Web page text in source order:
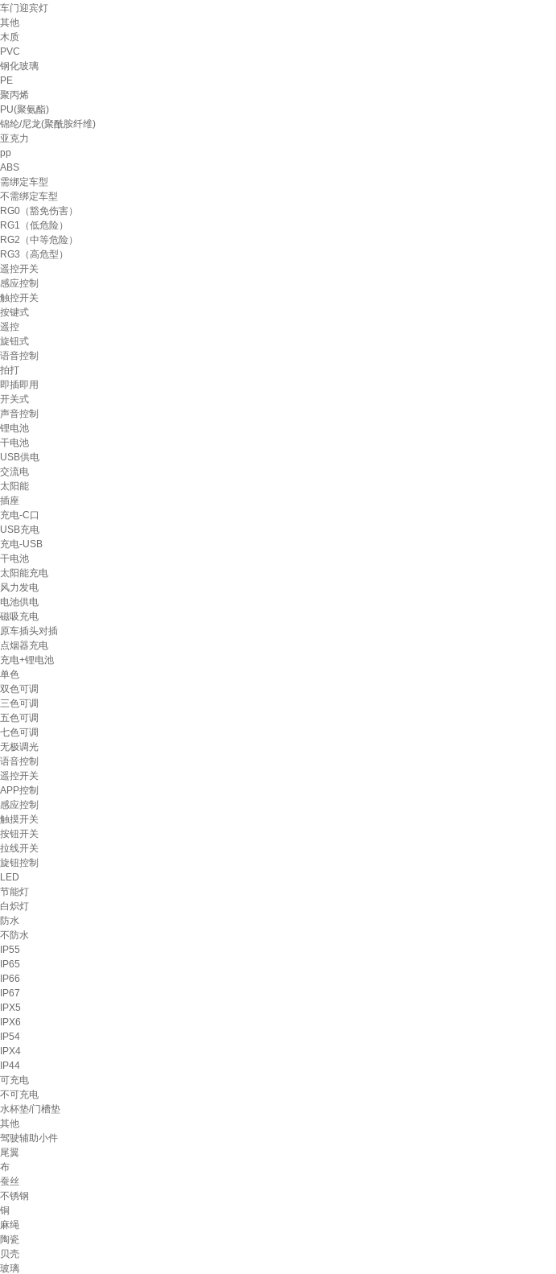
车门迎宾灯
其他
木质
PVC
钢化玻璃
PE
聚丙烯
PU(聚氨酯)
锦纶/尼龙(聚酰胺纤维)
亚克力
pp
ABS
需绑定车型
不需绑定车型
RG0（豁免伤害）
RG1（低危险）
RG2（中等危险）
RG3（高危型）
遥控开关
感应控制
触控开关
按键式
遥控
旋钮式
语音控制
拍打
即插即用
开关式
声音控制
锂电池
干电池
USB供电
交流电
太阳能
插座
充电-C口
USB充电
充电-USB
干电池
太阳能充电
风力发电
电池供电
磁吸充电
原车插头对插
点烟器充电
充电+锂电池
单色
双色可调
三色可调
五色可调
七色可调
无极调光
语音控制
遥控开关
APP控制
感应控制
触摸开关
按钮开关
拉线开关
旋钮控制
LED
节能灯
白炽灯
防水
不防水
IP55
IP65
IP66
IP67
IPX5
IPX6
IP54
IPX4
IP44
可充电
不可充电
水杯垫/门槽垫
其他
驾驶辅助小件
尾翼
布
蚕丝
不锈钢
铜
麻绳
陶瓷
贝壳
玻璃